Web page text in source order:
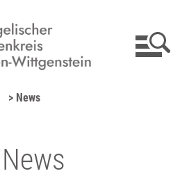
> News
News